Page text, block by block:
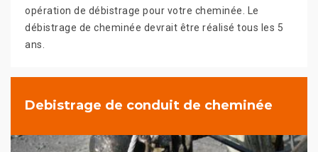
opération de débistrage pour votre cheminée. Le
débistrage de cheminée devrait être réalisé tous les 5
ans.
Debistrage de conduit de cheminée